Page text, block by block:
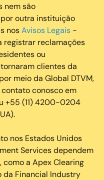
nem são
outra instituição
nosAvisos Legais -
registrar reclamações
ou
clientes da
meio da Global DTVM,
conosco em
+55 (11) 4200-0204
nos Estados Unidos
Services dependem
a Apex Clearing
da Financial Industry